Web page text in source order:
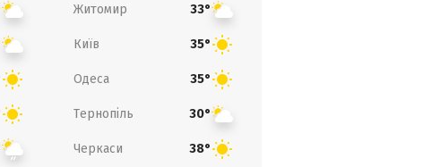
Житомир 33°
Київ 35°
Одеса 35°
Тернопіль 30°
Черкаси 38°